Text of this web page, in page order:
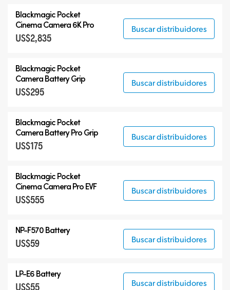
Blackmagic Pocket
Cinema Camera 6K Pro
US$2,835
Buscar distribuidores
Blackmagic Pocket
Camera Battery Grip
US$295
Buscar distribuidores
Blackmagic Pocket
Camera Battery Pro Grip
US$175
Buscar distribuidores
Blackmagic Pocket
Cinema Camera Pro EVF
US$555
Buscar distribuidores
NP-F570 Battery
US$59 Buscar distribuidores
LP-E6 Battery
US$55 Buscar distribuidores